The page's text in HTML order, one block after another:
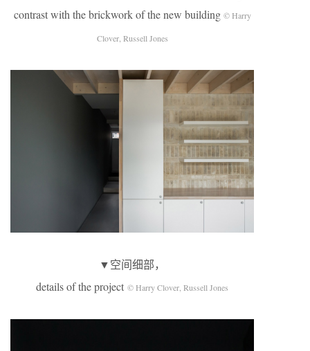
contrast with the brickwork of the new building © Harry
Clover, Russell Jones
▼空间细部，
details of the project © Harry Clover, Russell Jones